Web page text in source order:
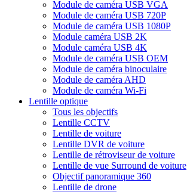
Module de caméra USB VGA
Module de caméra USB 720P
Module de caméra USB 1080P
Module caméra USB 2K
Module caméra USB 4K
Module de caméra USB OEM
Module de caméra binoculaire
Module de caméra AHD
Module de caméra Wi-Fi
Lentille optique
Tous les objectifs
Lentille CCTV
Lentille de voiture
Lentille DVR de voiture
Lentille de rétroviseur de voiture
Lentille de vue Surround de voiture
Objectif panoramique 360
Lentille de drone